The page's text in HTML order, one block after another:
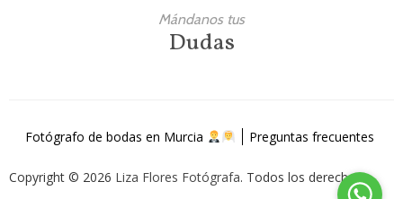
Mándanos tus
Dudas
Fotógrafo de bodas en Murcia Preguntas frecuentes
Copyright © 2026 Liza Flores Fotógrafa. Todos los derechos